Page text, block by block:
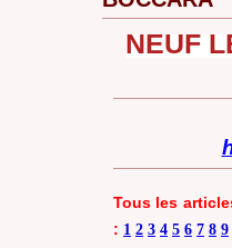
NEUF
Tous les
: 1 2 3 4 5 6 7 8 9